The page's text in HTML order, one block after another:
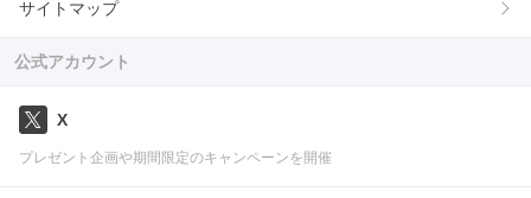
サイトマップ
公式アカウント
X
プレゼント企画や期間限定のキャンペーンを開催